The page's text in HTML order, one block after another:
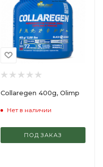
Collaregen 400g, Olimp
Нет в наличии
ПОД ЗАКАЗ